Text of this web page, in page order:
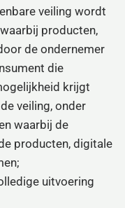
veiling wordt
producten,
de ondernemer
die
krijgt
veiling, onder
waarbij de
producten, digitale
uitvoering